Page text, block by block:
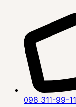
098 311-99-11